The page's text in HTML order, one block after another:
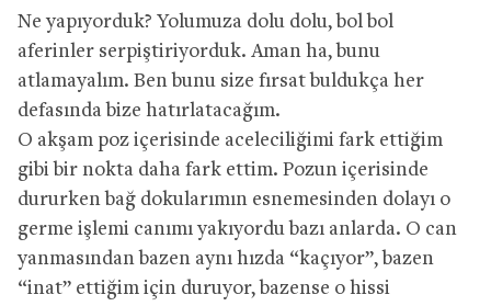
Ne yapıyorduk? Yolumuza dolu dolu, bol bol
aferinler serpiştiriyorduk. Aman ha, bunu
atlamayalım. Ben bunu size fırsat buldukça her
defasında bize hatırlatacağım.
O akşam poz içerisinde aceleciliğimi fark ettiğim
gibi bir nokta daha fark ettim. Pozun içerisinde
dururken bağ dokularımın esnemesinden dolayı o
germe işlemi canımı yakıyordu bazı anlarda. O can
yanmasından bazen aynı hızda “kaçıyor”, bazen
“inat” ettiğim için duruyor, bazense o hissi